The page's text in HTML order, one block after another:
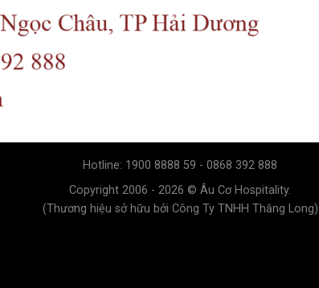
Hotline: 1900 8888 59 - 0868 392 888
Copyright 2006 - 2026 © Âu Cơ Hospitality.
(Thương hiệu sở hữu bởi Công Ty TNHH Thăng Long)